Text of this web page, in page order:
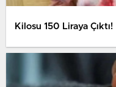
Kilosu 150 Liraya Çıktı!